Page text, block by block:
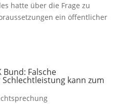
hatte über die Frage zu
ein öffentlicher
Bund: Falsche
kann zum